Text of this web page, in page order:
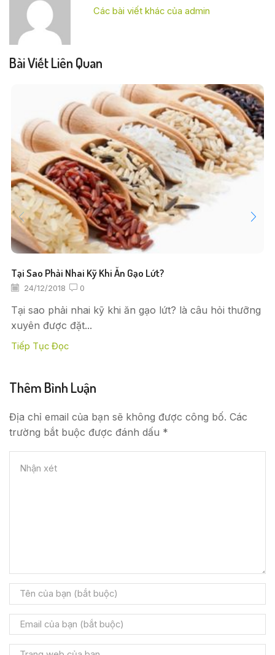
Các bài viết khác của admin
Bài Viết Liên Quan
Tại Sao Phải Nhai Kỹ Khi Ăn Gạo Lứt?
24/12/2018 0
Tại sao phải nhai kỹ khi ăn gạo lứt? là câu hỏi thưỡng
xuyên được đặt...
Tiếp Tục Đọc
Thêm Bình Luận
Địa chỉ email của bạn sẽ không được công bố. Các
trường bắt buộc được đánh dấu *